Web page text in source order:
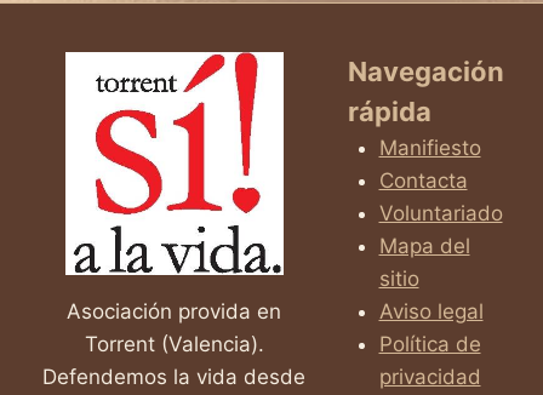
Asociación provida en
Torrent (Valencia).
Defendemos la vida desde
Navegación
rápida
Manifiesto
Contacta
Voluntariado
Mapa del
sitio
Aviso legal
Política de
privacidad